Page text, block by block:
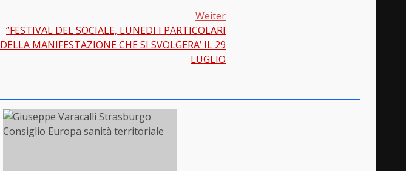
Weiter
“FESTIVAL DEL SOCIALE, LUNEDI I PARTICOLARI
DELLA MANIFESTAZIONE CHE SI SVOLGERA’ IL 29
LUGLIO